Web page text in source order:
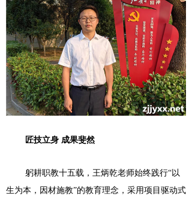
匠技立身 成果斐然
躬耕职教十五载， 王炳乾老师始终践行“以
生为本，因材施教”的教育理念，采用项目驱动式